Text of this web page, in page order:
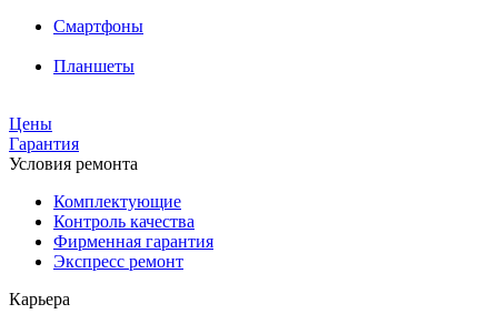
Смартфоны
Планшеты
Цены
Гарантия
Условия ремонта
Комплектующие
Контроль качества
Фирменная гарантия
Экспресс ремонт
Карьера